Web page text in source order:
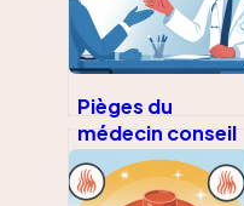
Pièges du
médecin conseil
de la sécurité
sociale :